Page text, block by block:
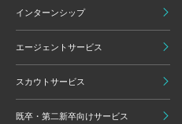
インターンシップ
エージェントサービス
スカウトサービス
既卒・第二新卒向けサービス